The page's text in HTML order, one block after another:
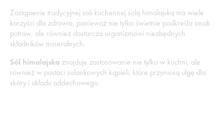
Zastąpienie tradycyjnej soli kuchennej solą himalajską ma wiele
korzyści dla zdrowia, ponieważ nie tylko świetnie podkreśla smak
potraw, ale również dostarcza organizmowi niezbędnych
składników mineralnych.
Sól himalajska znajduje zastosowanie nie tylko w kuchni, ale
również w postaci solankowych kąpieli, które przyniosą ulgę dla
skóry i układu oddechowego.